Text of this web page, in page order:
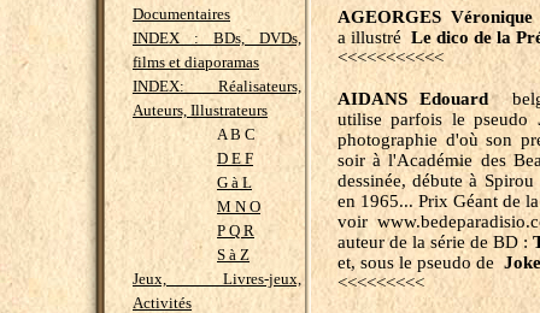
Documentaires
INDEX : BDs, DVDs,
films et diaporamas
INDEX: Réalisateurs,
Auteurs, Illustrateurs
A B C
D E F
G à L
M N O
P Q R
S à Z
Jeux, Livres-jeux,
Activités
AGEORGES Véronique
a illustré Le dico de la
<<<<<<<<<<<
AIDANS Edouard
utilise parfois le pseudo
photographie d'où son
soir à l'Académie des
dessinée, débute à
en 1965... Prix Géant de
voir
auteur de la série de BD :
et, sous le pseudo de Joke
<<<<<<<<<